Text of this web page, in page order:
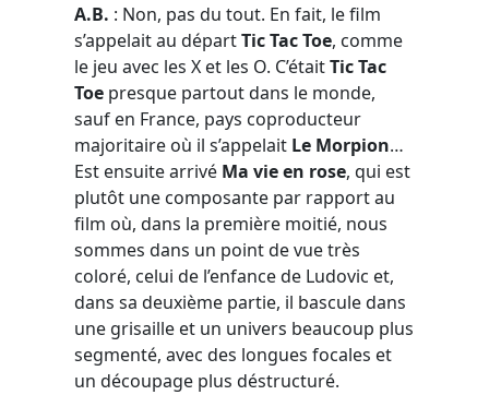
A.B. : Non, pas du tout. En fait, le film
s’appelait au départTic Tac Toe, comme
le jeu avec les X et les O. C’étaitTic Tac
Toe presque partout dans le monde,
sauf en France, pays coproducteur
majoritaire où il s’appelait Le Morpion…
Est ensuite arrivé Ma vie en rose, qui est
plutôt une composante par rapport au
film où, dans la première moitié, nous
sommes dans un point de vue très
coloré, celui de l’enfance de Ludovic et,
dans sa deuxième partie, il bascule dans
une grisaille et un univers beaucoup plus
segmenté, avec des longues focales et
un découpage plus déstructuré.